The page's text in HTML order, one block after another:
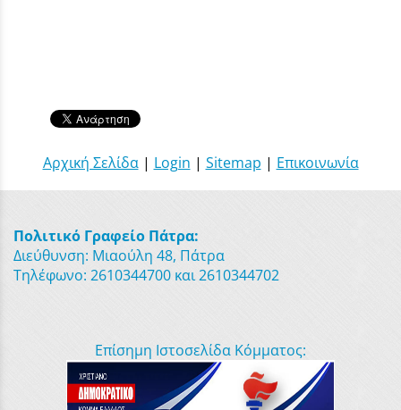
Αρχική Σελίδα| Login | Sitemap | Επικοινωνία
Πολιτικό Γραφείο Πάτρα:
Διεύθυνση: Μιαούλη 48, Πάτρα
Τηλέφωνο: 2610344700 και 2610344702
Επίσημη Ιστοσελίδα Κόμματος: